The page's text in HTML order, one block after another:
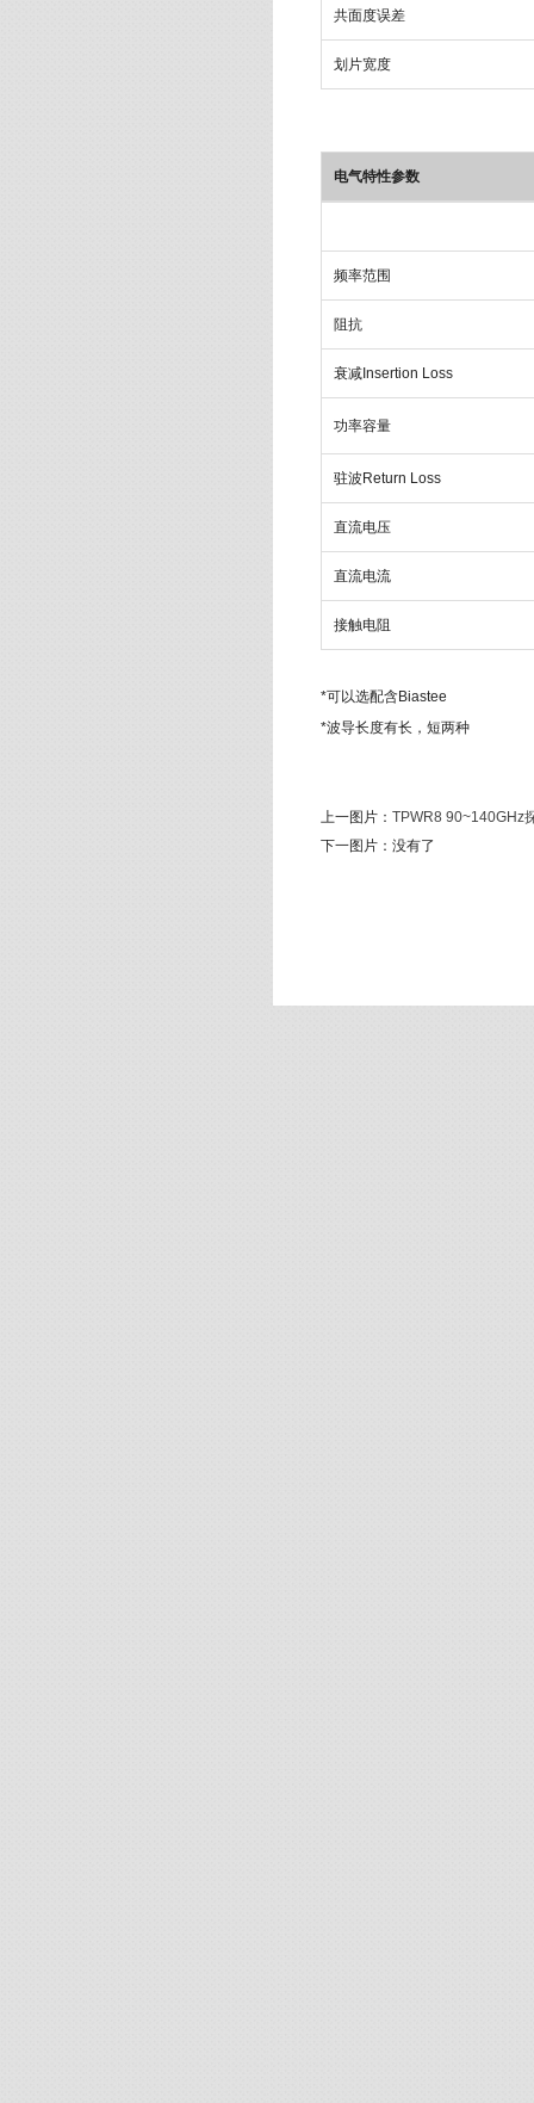
共面度误差
划片宽度
电气特性参数
频率范围
阻抗
衰减Insertion Loss
功率容量
驻波Return Loss
直流电压
直流电流
接触电阻
*可以选配含Biastee
*波导长度有长，短两种
上一图片： TPWR8 90~140GHz
下一图片： 没有了